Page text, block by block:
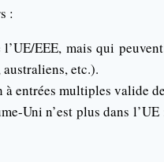
:
EEE, mais qui
etc.).
à entrées multiples valide
Uni n’est plus dans